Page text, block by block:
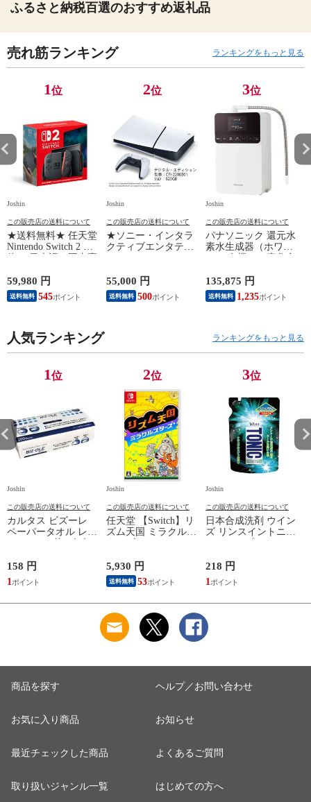
ふるさと納税百選のおすすめ返礼品
売れ筋ランキング ランキングをもっと見る
1位
Joshin
この販売店の送料について
★送料無料★ 任天堂
Nintendo Switch 2 本
KB6CA NSW2ホンタ
イ 【返品種別B】
59,980 円
送料無料 545
2位
Joshin
この販売店の送料について
★ソニー・インタラ
クティブエンタテイ
ション 日本語専用
Console Language:
Japanese only（CFI-
55,000 円
送料無料 500
3位
Joshin
この販売店の送料について
パナソニック 還元水
素水生成器（ホワイ
対応 Panasonic TK-
HS71-W 【返品種別
A】
135,875 円
送料無料 1,235
人気ランキング ランキングをもっと見る
1位
Joshin
この販売店の送料について
カルタス ビズーレ
ペーパータオル レギ
【返品種別A】
158 円
1
2位
Joshin
この販売店の送料について
任天堂 【Switch】リ
ズム天国 ミラクルス
テンゴク ミラクルス
タ-ズ 【返品種別B】
5,930 円
送料無料 53
3位
Joshin
この販売店の送料について
日本合成洗剤 ウイン
ズ リンスイントニッ
シヤンプ-カエ 【返
品種別A】
218 円
1
商品を探す
お気に入り商品
最近チェックした商品
取り扱いジャンル一覧
ヘルプ／お問い合わせ
お知らせ
よくあるご質問
はじめての方へ